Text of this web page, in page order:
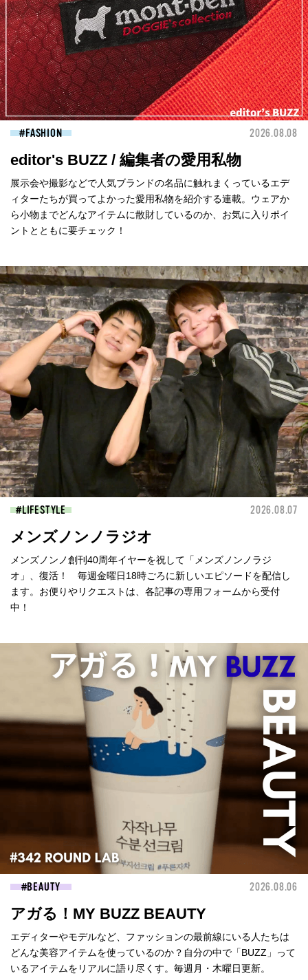
FASHION 2026.08.08
editor's BUZZ / 編集者の愛用私物
展示会や撮影などで人気ブランドの名品に触れまくっているエデ
ィターたちが買ってよかった愛用私物を紹介する連載。ウェアか
ら小物までどんなアイテムに散財しているのか、お気に入りポイ
ントとともに要チェック！
LIFESTYLE 2026.08.07
メンズノンノラジオ
メンズノンノ創刊40周年イヤーを祝して「メンズノンノラジ
オ」、復活！ 毎週金曜日18時ごろに新しいエピソードを配信し
ます。お便りやリクエストは、各記事の専用フォームから受付
中！
BEAUTY 2026.08.06
アガる！MY BUZZ BEAUTY
エディターやモデルなど、ファッションの最前線にいる人たちは
どんな美容アイテムを使っているのか？自分の中で「BUZZ」って
いるアイテムをリアルに語り尽くす。毎週月・木曜日更新。